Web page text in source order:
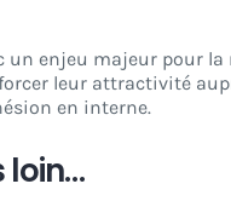
un enjeu majeur pour
leur attractivité
en interne.
loin…